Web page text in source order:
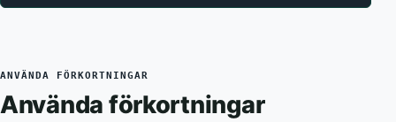
ANVÄNDA FÖRKORTNINGAR
Använda förkortningar